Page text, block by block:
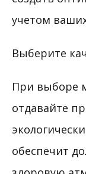
учетом
Выберите
При выборе
отдавайте
обеспечит